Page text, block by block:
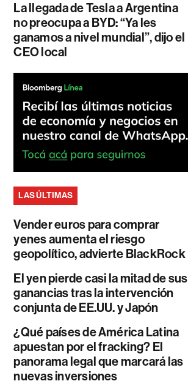
La llegada de Tesla a Argentina
no preocupa a BYD: “Ya les
ganamos a nivel mundial”, dijo el
CEO local
LAS ÚLTIMAS
Vender euros para comprar
yenes aumenta el riesgo
geopolítico, advierte BlackRock
El yen pierde casi la mitad de sus
ganancias tras la intervención
conjunta de EE.UU. y Japón
¿Qué países de América Latina
apuestan por el fracking? El
panorama legal que marcará las
nuevas inversiones